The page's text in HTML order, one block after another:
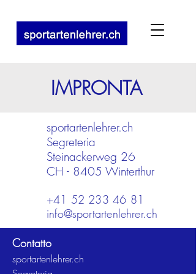
IMPRONTA
sportartenlehrer.ch
Segreteria
Steinackerweg 26
CH - 8405 Winterthur
+41 52 233 46 81
info@sportartenlehrer.ch
Contatto
sportartenlehrer.ch